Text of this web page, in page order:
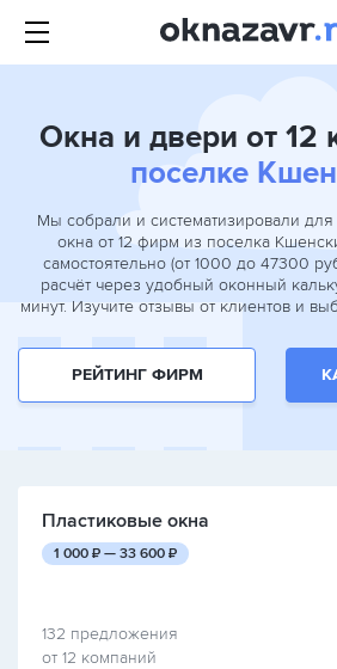
Окна и двери от 12
поселке
Мы собрали и систематизировали
окна от 12 фирм из поселка
самостоятельно (от 1000 до 47300
расчёт через удобный оконный
минут. Изучите отзывы от клиентов и
РЕЙТИНГ ФИРМ
Пластиковые окна
1 000 руб.
₽ — 33 600 руб.
₽
132 предложения
от 12 компаний